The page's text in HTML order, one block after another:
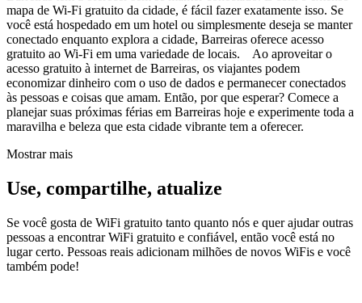
mapa de Wi-Fi gratuito da cidade, é fácil fazer exatamente isso. Se
você está hospedado em um hotel ou simplesmente deseja se manter
conectado enquanto explora a cidade, Barreiras oferece acesso
gratuito ao Wi-Fi em uma variedade de locais. Ao aproveitar o
acesso gratuito à internet de Barreiras, os viajantes podem
economizar dinheiro com o uso de dados e permanecer conectados
às pessoas e coisas que amam. Então, por que esperar? Comece a
planejar suas próximas férias em Barreiras hoje e experimente toda a
maravilha e beleza que esta cidade vibrante tem a oferecer.
Mostrar mais
Use, compartilhe, atualize
Se você gosta de WiFi gratuito tanto quanto nós e quer ajudar outras
pessoas a encontrar WiFi gratuito e confiável, então você está no
lugar certo. Pessoas reais adicionam milhões de novos WiFis e você
também pode!